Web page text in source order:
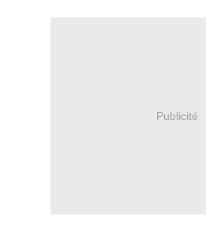
Publicité